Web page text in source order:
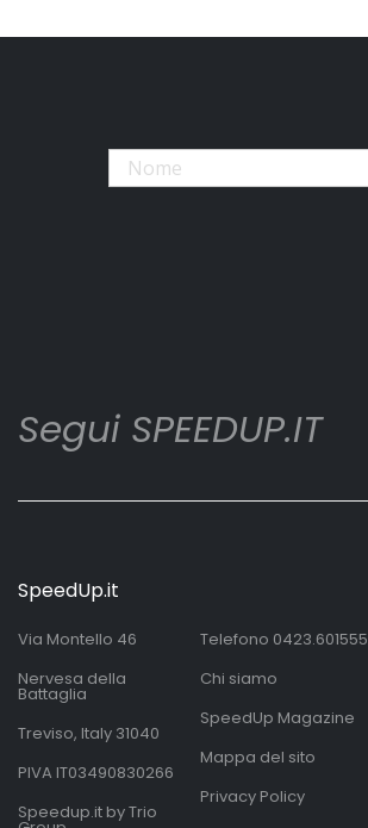
Segui SPEEDUP.IT
SpeedUp.it
Via Montello 46
Nervesa della
Battaglia
Treviso, Italy 31040
PIVA IT03490830266
Speedup.it by Trio
Telefono 0423.601555
Chi siamo
SpeedUp Magazine
Mappa del sito
Privacy Policy